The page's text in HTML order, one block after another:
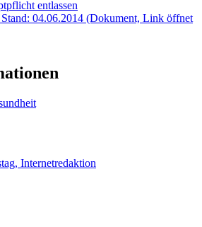
entlassen
04.06.2014 (Dokument, Link öffnet
Internetredaktion